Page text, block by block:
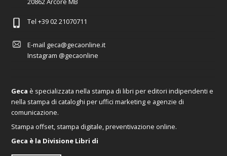
Tel +39 02 21070711
E-mail geca@gecaonline.it
Instagram @gecaonline
Geca è specializzata nella stampa di libri per editori indipendenti e
nella stampa di cataloghi per uffici marketing e agenzie di
comunicazione.
Stampa offset, stampa digitale, preventivazione online.
Geca è la Divisione Libri di